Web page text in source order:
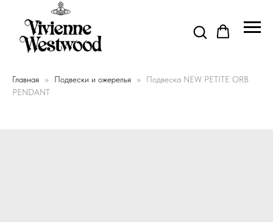
Главная Подвески и ожерелья
Подвеска NEW PETITE ORB
PENDANT